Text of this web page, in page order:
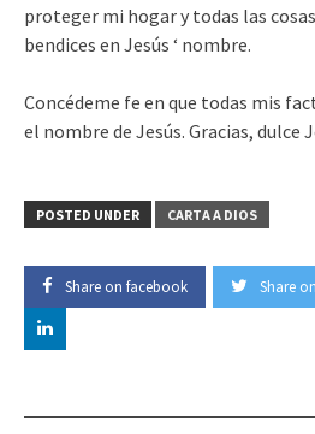
proteger mi hogar y todas las
bendices en Jesús ‘ nombre.
Concédeme fe en que todas mis
el nombre de Jesús. Gracias, dulce
POSTED UNDER CARTA A DIOS
Share on facebook Share